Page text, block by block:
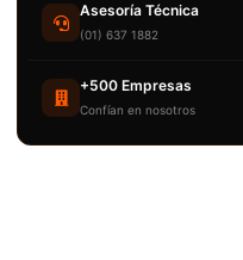
Asesoría Técnica
(01) 637 1882
+500 Empresas
Confían en nosotros